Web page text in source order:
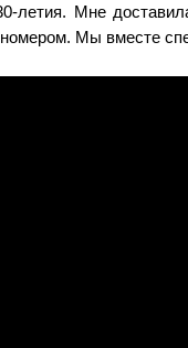
летия. Мне
Мы вместе